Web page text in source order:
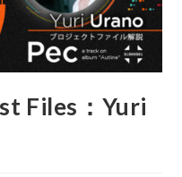
Files：Yuri